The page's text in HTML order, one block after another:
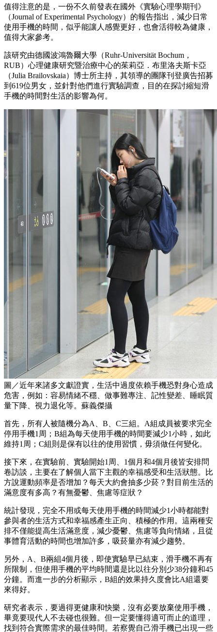
值得注意的是，一份不久前發表在國外《實驗心理學期刊》
（Journal of Experimental Psychology）的報告指出，減少日常
使用手機的時間，似乎能讓人感覺更好，也會活得較為健康，
值得大家參考。
該研究由德國波鴻魯爾大學（Ruhr-Universität Bochum，
RUB）心理健康研究暨治療中心的茱莉亞．布里洛夫斯卡亞
（Julia Brailovskaia）博士所主持，其領導的團隊刊登廣告招募
到619位男女，並針對他們進行實驗調查，目的在探討縮短滑
手機的時間對生活的影響為何。
圖／近年來諸多文獻證實，生活中過度依賴手機恐對身心造成
危害，例如：容易情緒不穩、做事難專注、記性變差、睡眠質
量下降、視力退化等。蘇義傑攝
首先，所有人被隨機分為A、B、C三組。A組成員被要求完全
停用手機1周；B組為每天使用手機的時間要減少1小時，如此
維持1周；C組則是保有以往的使用習慣，毋須做任何變化。
接下來，在實驗前、實驗開始1周、1個月和4個月後皆安排問
卷訪談，主要在了解個人當下主觀的幸福感受和生活狀態。比
方說運動頻率是否增加？每天大約會抽多少菸？對目前生活的
滿意度有多高？有無憂鬱、焦慮等症狀？
統計發現，完全不用或每天使用手機的時間減少1小時都能對
參與者的生活方式和幸福感產生正向、積極的作用。這兩種安
排不僅能提高生活滿意度，減少憂鬱、焦慮等負向情緒，且從
事體育活動的時間也增加許多，吸菸量亦有減少趨勢。
另外，A、B兩組4個月後，即使實驗早已結束，滑手機不再有
所限制，但使用手機的平均時間還是比以往分別少38分鐘和45
分鐘。而進一步的分析顯示，B組的效果持久度會比A組還要
來得好。
研究者表示，要過得更健康和快樂，沒有必要放棄使用手機，
畢竟要現代人不去碰也很難。但一定要懂得適可而止的道理，
找到符合實際需求的最佳時間。若察覺自己滑手機已出現一些